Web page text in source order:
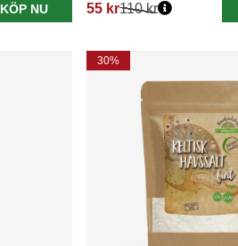
KÖP NU 55 kr
Ordinarie pris:
110 kr
30%